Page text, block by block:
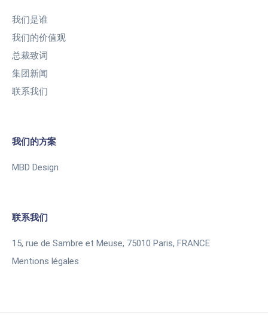
我们是谁
我们的价值观
总裁致词
集团新闻
联系我们
我们的方案
MBD Design
联系我们
15, rue de Sambre et Meuse, 75010 Paris, FRANCE
Mentions légales